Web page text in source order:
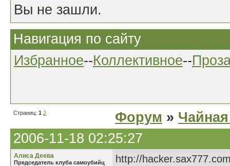
Вы не зашли.
Навигация по сайту
Избранное--Коллективное--
Страниц: 1 2 Форум »
2006-11-18 02:25:27
Алиса Деева
Председатель клуба самоубийц http://